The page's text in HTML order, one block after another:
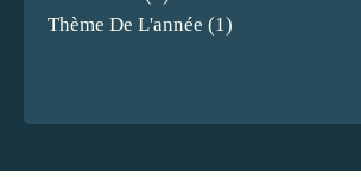
Thème De L'année (1)